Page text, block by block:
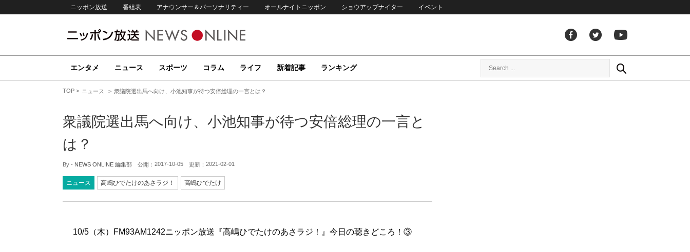
ニッポン放送 番組表 アナウンサー＆パーソナリティー オールナイトニッポン ショウアップナイター イベント
エンタメ ニュース スポーツ コラム ライフ 新着記事 ランキング
TOP ニュース 衆議院選出馬へ向け、小池知事が待つ安倍総理の一言とは？
衆議院選出馬へ向け、小池知事が待つ安倍総理の一言と
は？
By - NEWS ONLINE 編集部 公開： 2017-10-05 更新： 2021-02-01
ニュース 高嶋ひでたけのあさラジ！ 高嶋ひでたけ
10/5（木）FM93AM1242ニッポン放送『高嶋ひでたけのあさラジ！』今日の聴きどころ！③